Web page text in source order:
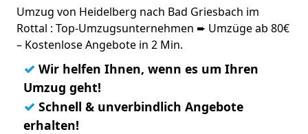
Umzug von Heidelberg nach Bad Griesbach im
Rottal : Top-Umzugsunternehmen ➨ Umzüge ab 80€
– Kostenlose Angebote in 2 Min.
✓ Wir helfen Ihnen, wenn es um Ihren
Umzug geht!
✓ Schnell & unverbindlich Angebote
erhalten!